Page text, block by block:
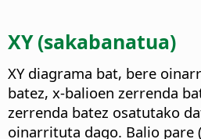
XY (sakabanatua)
XY diagrama bat, bere
batez, x-balioen zerrenda
zerrenda batez osatutako
oinarrituta dago. Balio pare